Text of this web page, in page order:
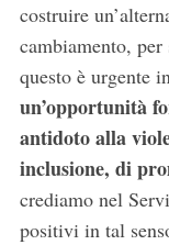
costruire
cambiamento,
questo è urgente
un’opportunità
antidoto alla
inclusione, di
crediamo nel
positivi in tal